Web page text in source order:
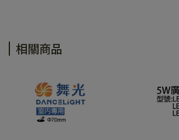
相關商品